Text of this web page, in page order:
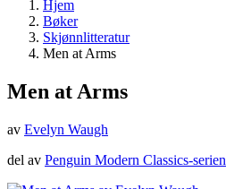
Hjem
Bøker
Skjønnlitteratur
Men at Arms
Men at Arms
av Evelyn Waugh
del av Penguin Modern Classics-serien